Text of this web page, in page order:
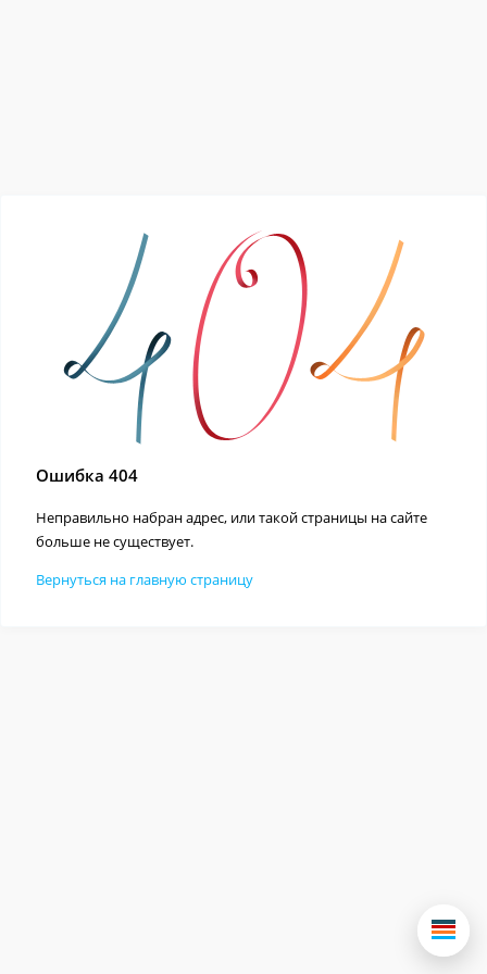
Ошибка 404
Неправильно набран адрес, или такой страницы на сайте
больше не существует.
Вернуться на главную страницу